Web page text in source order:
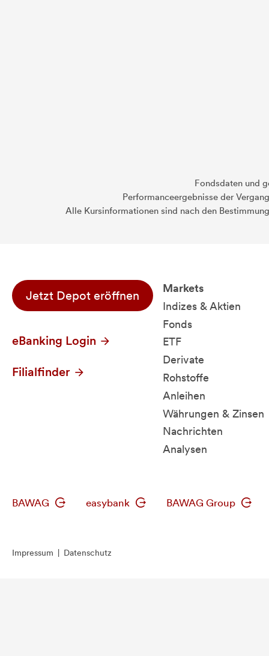
Fondsdaten und
Performanceergebnisse der
Alle Kursinformationen sind nach den
Jetzt Depot eröffnen
eBanking Login
Filialfinder
Markets
Indizes & Aktien
Fonds
ETF
Derivate
Rohstoffe
Anleihen
Währungen & Zinsen
Nachrichten
Analysen
BAWAG easybank BAWAG Group
Impressum Datenschutz